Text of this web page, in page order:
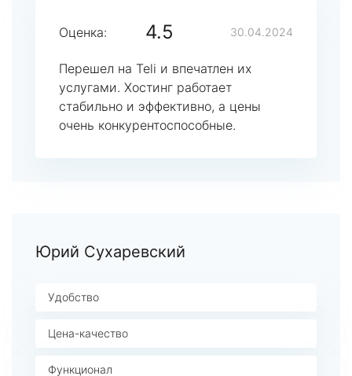
Оценка: 4.5 30.04.2024
Перешел на Teli и впечатлен их
услугами. Хостинг работает
стабильно и эффективно, а цены
очень конкурентоспособные.
Юрий Сухаревский
Удобство
Цена-качество
Функционал